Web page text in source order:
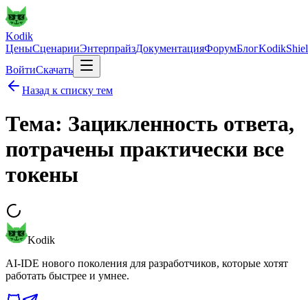
Kodik
ЦеныСценарииЭнтерпрайзДокументацияФорумБлог
ВойтиСкачать
Назад к списку тем
Тема: Зацикленность ответа,
потрачены практически все
токены
Kodik
AI-IDE нового поколения для разработчиков, которые хотят
работать быстрее и умнее.